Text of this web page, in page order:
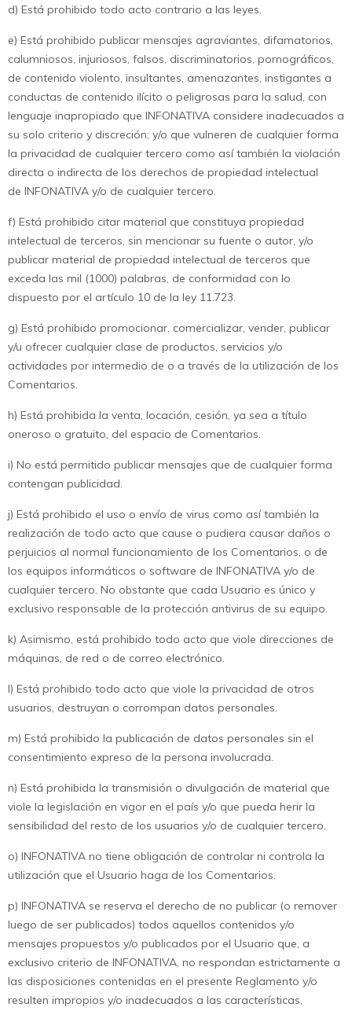
d) Está prohibido todo acto contrario a las leyes.
e) Está prohibido publicar mensajes agraviantes, difamatorios,
calumniosos, injuriosos, falsos, discriminatorios, pornográficos,
de contenido violento, insultantes, amenazantes, instigantes a
conductas de contenido ilícito o peligrosas para la salud, con
lenguaje inapropiado que INFONATIVA considere inadecuados a
su solo criterio y discreción; y/o que vulneren de cualquier forma
la privacidad de cualquier tercero como así también la violación
directa o indirecta de los derechos de propiedad intelectual
de INFONATIVA y/o de cualquier tercero.
f) Está prohibido citar material que constituya propiedad
intelectual de terceros, sin mencionar su fuente o autor, y/o
publicar material de propiedad intelectual de terceros que
exceda las mil (1000) palabras, de conformidad con lo
dispuesto por el artículo 10 de la ley 11.723.
g) Está prohibido promocionar, comercializar, vender, publicar
y/u ofrecer cualquier clase de productos, servicios y/o
actividades por intermedio de o a través de la utilización de los
Comentarios.
h) Está prohibida la venta, locación, cesión, ya sea a título
oneroso o gratuito, del espacio de Comentarios.
i) No está permitido publicar mensajes que de cualquier forma
contengan publicidad.
j) Está prohibido el uso o envío de virus como así también la
realización de todo acto que cause o pudiera causar daños o
perjuicios al normal funcionamiento de los Comentarios, o de
los equipos informáticos o software de INFONATIVA y/o de
cualquier tercero. No obstante que cada Usuario es único y
exclusivo responsable de la protección antivirus de su equipo.
k) Asimismo, está prohibido todo acto que viole direcciones de
máquinas, de red o de correo electrónico.
l) Está prohibido todo acto que viole la privacidad de otros
usuarios, destruyan o corrompan datos personales.
m) Está prohibido la publicación de datos personales sin el
consentimiento expreso de la persona involucrada.
n) Está prohibida la transmisión o divulgación de material que
viole la legislación en vigor en el país y/o que pueda herir la
sensibilidad del resto de los usuarios y/o de cualquier tercero.
o) INFONATIVA no tiene obligación de controlar ni controla la
utilización que el Usuario haga de los Comentarios.
p) INFONATIVA se reserva el derecho de no publicar (o remover
luego de ser publicados) todos aquellos contenidos y/o
mensajes propuestos y/o publicados por el Usuario que, a
exclusivo criterio de INFONATIVA, no respondan estrictamente a
las disposiciones contenidas en el presente Reglamento y/o
resulten impropios y/o inadecuados a las características,